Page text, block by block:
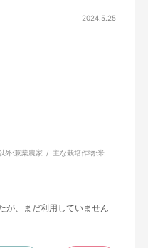
2024.5.25
外:兼業農家 主な栽培作物:米
が、まだ利用していません